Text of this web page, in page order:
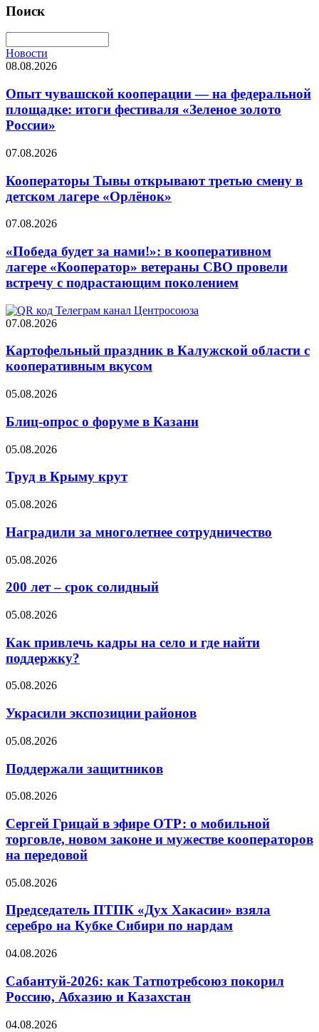
Поиск
Новости
08.08.2026
Опыт чувашской кооперации — на федеральной
площадке: итоги фестиваля «Зеленое золото
России»
07.08.2026
Кооператоры Тывы открывают третью смену в
детском лагере «Орлёнок»
07.08.2026
«Победа будет за нами!»: в кооперативном
лагере «Кооператор» ветераны СВО провели
встречу с подрастающим поколением
07.08.2026
Картофельный праздник в Калужской области с
кооперативным вкусом
05.08.2026
Блиц-опрос о форуме в Казани
05.08.2026
Труд в Крыму крут
05.08.2026
Наградили за многолетнее сотрудничество
05.08.2026
200 лет – срок солидный
05.08.2026
Как привлечь кадры на село и где найти
поддержку?
05.08.2026
Украсили экспозиции районов
05.08.2026
Поддержали защитников
05.08.2026
Сергей Грицай в эфире ОТР: о мобильной
торговле, новом законе и мужестве кооператоров
на передовой
05.08.2026
Председатель ПТПК «Дух Хакасии» взяла
серебро на Кубке Сибири по нардам
04.08.2026
Сабантуй-2026: как Татпотребсоюз покорил
Россию, Абхазию и Казахстан
04.08.2026